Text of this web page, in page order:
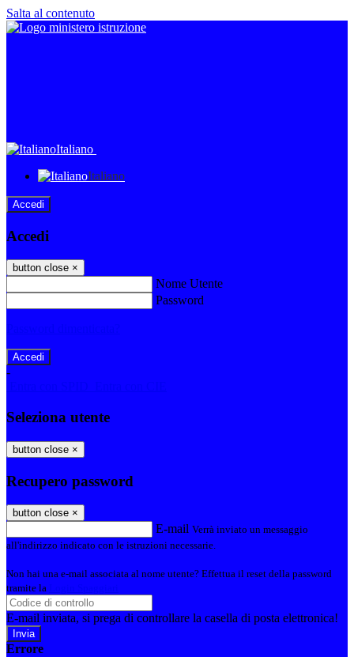
Salta al contenuto
Italiano
Italiano
Accedi
Accedi
button close ×
Nome Utente
Password
-
Seleziona utente
button close ×
Recupero password
button close ×
E-mail Verrà inviato un messaggio
all'indirizzo indicato con le istruzioni necessarie.
Non hai una e-mail associata al nome utente? Effettua il reset della password
tramite la
E-mail inviata, si prega di controllare la casella di posta elettronica!
Errore